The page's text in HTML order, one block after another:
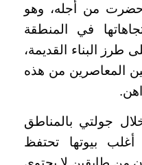
من أجله، وهو
في المنطقة
طرز البناء القديمة،
المعاصرين من هذه
جولتي بالمناطق
أغلب بيوتها تحتفظ